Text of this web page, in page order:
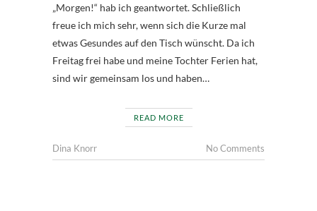
„Morgen!“ hab ich geantwortet. Schließlich
freue ich mich sehr, wenn sich die Kurze mal
etwas Gesundes auf den Tisch wünscht. Da ich
Freitag frei habe und meine Tochter Ferien hat,
sind wir gemeinsam los und haben…
READ MORE
Dina Knorr No Comments